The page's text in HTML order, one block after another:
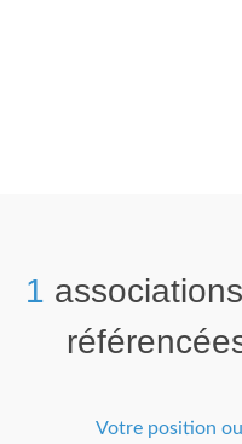
1
Votre position